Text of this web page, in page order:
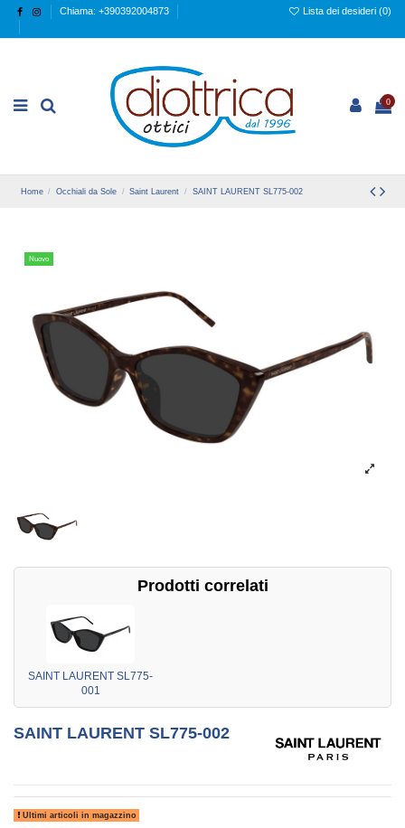
Chiama: +390392004873 Lista dei desideri (0)
0
Home Occhiali da Sole Saint Laurent SAINT LAURENT SL775-002
Nuovo
Prodotti correlati
SAINT LAURENT SL775-
001
SAINT LAURENT SL775-002
Ultimi articoli in magazzino